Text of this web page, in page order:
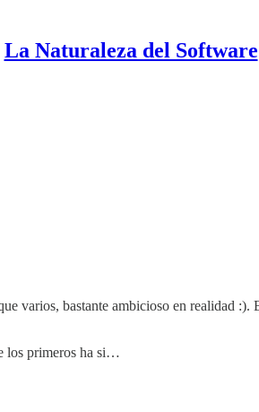
La Naturaleza del Software
varios, bastante ambicioso en realidad
los primeros ha si…